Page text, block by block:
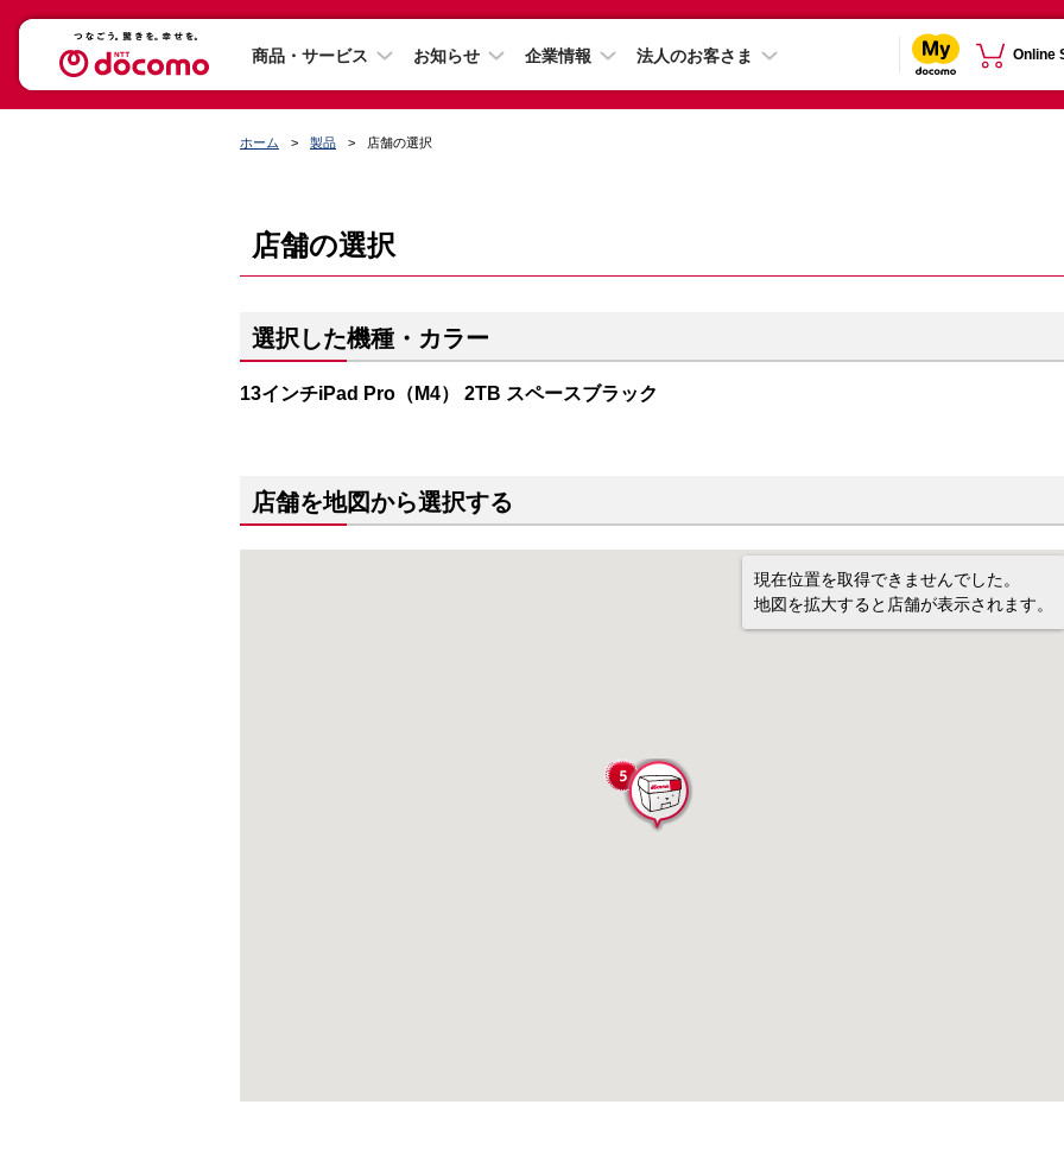
商品・サービス お知らせ 企業情報 法人のお客さま Online
ホーム 製品 店舗の選択
店舗の選択
選択した機種・カラー
13インチiPad Pro（M4） 2TB スペースブラック
店舗を地図から選択する
現在位置を取得できませんでした。
地図を拡大すると店舗が表示されます。